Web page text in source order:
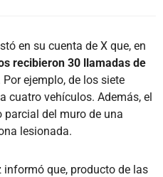
en su cuenta de X que, en
recibieron 30 llamadas de
Por ejemplo, de los siete
cuatro vehículos. Además, el
del muro de una
lesionada.
informó que, producto de las